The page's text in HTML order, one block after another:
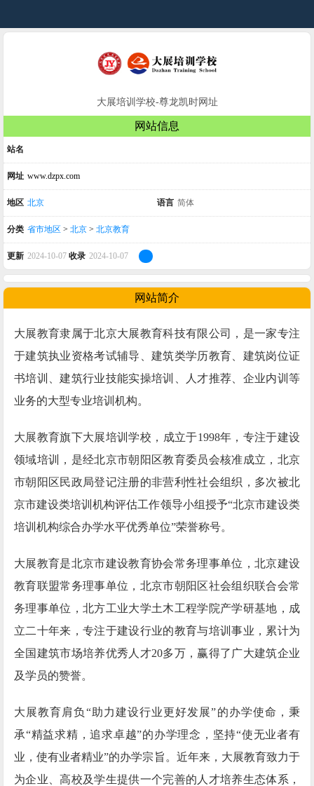
大展培训学校-尊龙凯时网址
网站信息
站名
网址 www.dzpx.com
地区 北京 语言 简体
分类 省市地区 > 北京 > 北京教育
更新 2024-10-07 收录 2024-10-07
网站简介
大展教育隶属于北京大展教育科技有限公司，是一家专注
于建筑执业资格考试辅导、建筑类学历教育、建筑岗位证
书培训、建筑行业技能实操培训、人才推荐、企业内训等
业务的大型专业培训机构。
大展教育旗下大展培训学校，成立于1998年，专注于建设
领域培训，是经北京市朝阳区教育委员会核准成立，北京
市朝阳区民政局登记注册的非营利性社会组织，多次被北
京市建设类培训机构评估工作领导小组授予“北京市建设类
培训机构综合办学水平优秀单位”荣誉称号。
大展教育是北京市建设教育协会常务理事单位，北京建设
教育联盟常务理事单位，北京市朝阳区社会组织联合会常
务理事单位，北方工业大学土木工程学院产学研基地，成
立二十年来，专注于建设行业的教育与培训事业，累计为
全国建筑市场培养优秀人才20多万，赢得了广大建筑企业
及学员的赞誉。
大展教育肩负“助力建设行业更好发展”的办学使命，秉
承“精益求精，追求卓越”的办学理念，坚持“使无业者有
业，使有业者精业”的办学宗旨。近年来，大展教育致力于
为企业、高校及学生提供一个完善的人才培养生态体系，